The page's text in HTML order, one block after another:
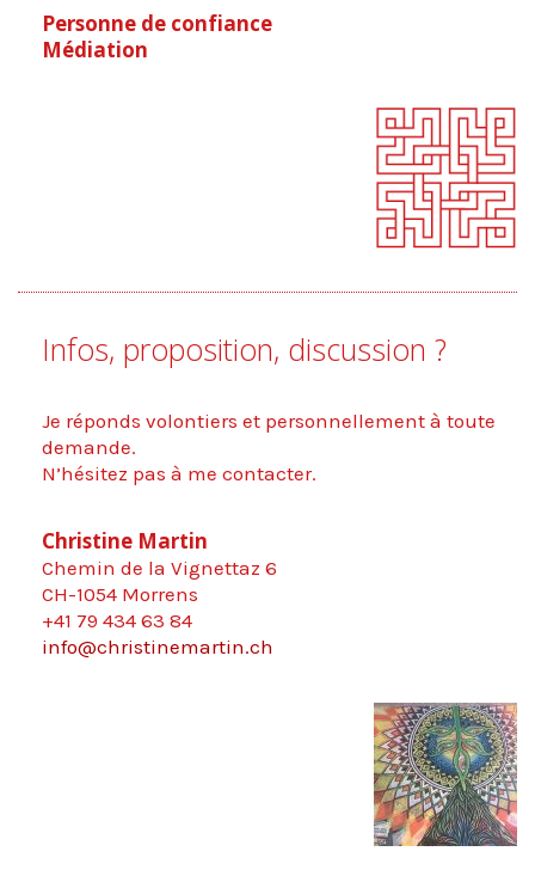
Personne de confiance
Médiation
Infos, proposition, discussion ?
Je réponds volontiers et personnellement à toute
demande.
N’hésitez pas à me contacter.
Christine Martin
Chemin de la Vignettaz 6
CH-1054 Morrens
+41 79 434 63 84
info@christinemartin.ch